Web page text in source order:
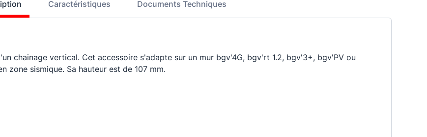
Caractéristiques Documents Techniques
chainage vertical. Cet accessoire s'adapte sur un mur bgv'4G, bgv'rt 1.2, bgv'3+, bgv'PV ou
zone sismique. Sa hauteur est de 107 mm.